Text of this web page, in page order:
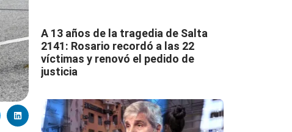
A 13 años de la tragedia de Salta
2141: Rosario recordó a las 22
víctimas y renovó el pedido de
justicia